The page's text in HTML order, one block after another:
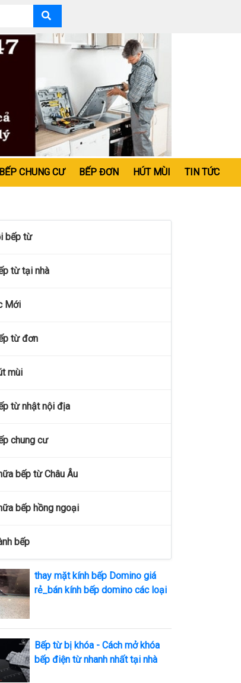
BẾP CHUNG CƯ BẾP ĐƠN HÚT MÙI TIN TỨC
bếp từ
từ tại nhà
Mới
từ đơn
mùi
từ nhật nội địa
chung cư
bếp từ Châu Âu
bếp hồng ngoại
bếp
thay mặt kính bếp Domino giá
rẻ_bán kính bếp domino các loại
Bếp từ bị khóa - Cách mở khóa
bếp điện từ nhanh nhất tại nhà